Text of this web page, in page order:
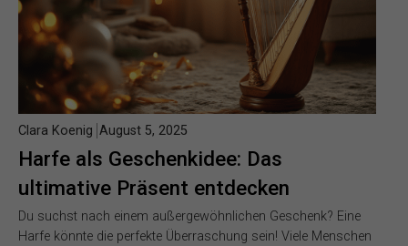
Harfe als Geschenkidee: Das
ultimative Präsent entdecken
Clara Koenig August 5, 2025
Du suchst nach einem außergewöhnlichen Geschenk? Eine
Harfe könnte die perfekte Überraschung sein! Viele Menschen